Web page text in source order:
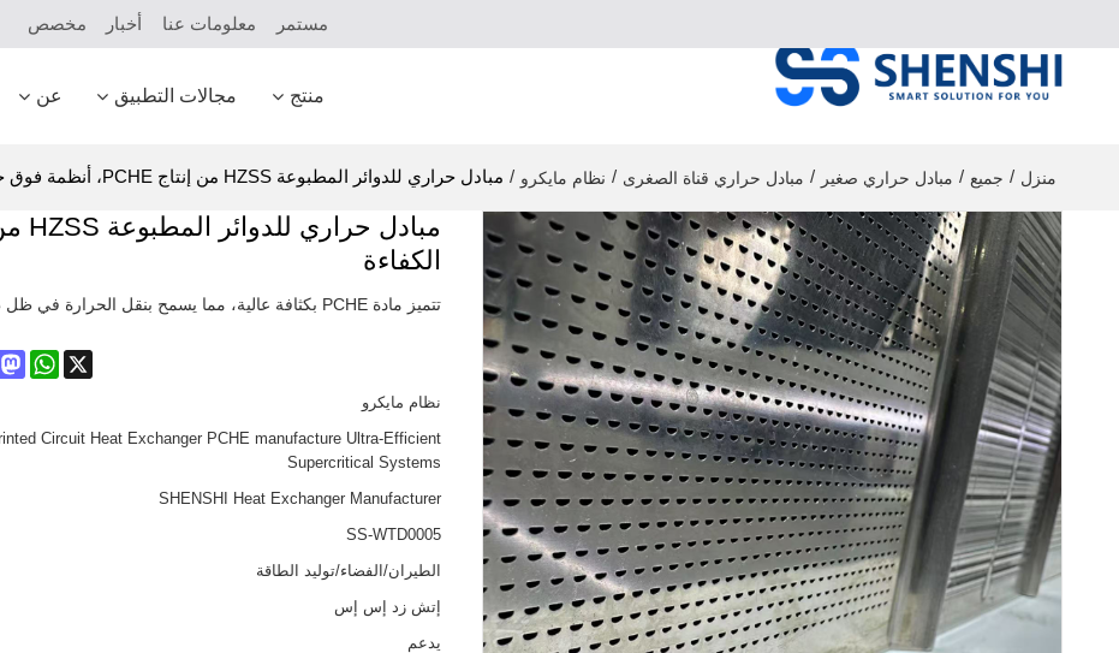
مستمر معلومات عنا أخبار مخصص
منتج مجالات التطبيق عن
منزل / جميع / مبادل حراري صغير / مبادل حراري قناة الصغرى / نظام مايكرو / مبادل حراري للدوائر المطبوعة HZSS من إنتاج PCHE، أنظمة فوق حرجة فائقة الكفاءة
الكفاءة
تتميز مادة PCHE بكثافة عالية، مما يسمح بنقل الحرارة في ظل ظروف قاسية مثل درجات الحرارة العالية والضغط العالي.
X
نظام مايكرو
Circuit Heat Exchanger PCHE manufacture Ultra-Efficient
Supercritical Systems
SHENSHI Heat Exchanger Manufacturer​
SS-WTD0005
الطيران/الفضاء/توليد الطاقة
إتش زد إس إس
يدعم